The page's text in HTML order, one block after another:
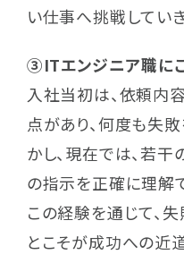
い仕事へ挑戦してい
③ITエンジニア職に
入社当初は、依頼内
点があり、何度も失
かし、現在では、若
の指示を正確に理解
この経験を通じて、
とこそが成功への近